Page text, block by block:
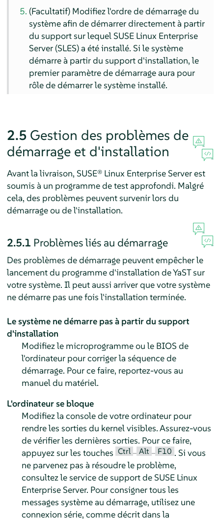
(Facultatif) Modifiez l'ordre de démarrage du
système afin de démarrer directement à partir
du support sur lequel SUSE Linux Enterprise
Server (SLES)a été installé. Si le système
démarre à partir du support d'installation, le
premier paramètre de démarrage aura pour
rôle de démarrer le système installé.
2.5 Gestion des problèmes de
démarrage et d'installation
Avant la livraison, SUSE® Linux Enterprise Serverest
soumis à un programme de test approfondi. Malgré
cela, des problèmes peuvent survenir lors du
démarrage ou de l'installation.
2.5.1 Problèmes liés au démarrage
Des problèmes de démarrage peuvent empêcher le
lancement du programme d'installation de YaST sur
votre système. Il peut aussi arriver que votre système
ne démarre pas une fois l'installation terminée.
Le système ne démarre pas à partir du support
d'installation
Modifiez le microprogramme ou le BIOS de
l'ordinateur pour corriger la séquence de
démarrage. Pour ce faire, reportez-vous au
manuel du matériel.
L'ordinateur se bloque
Modifiez la console de votre ordinateur pour
rendre les sorties du kernel visibles. Assurez-vous
de vérifier les dernières sorties. Pour ce faire,
appuyez sur les touches Ctrl – Alt – F10 . Si vous
ne parvenez pas à résoudre le problème,
consultez le service de support de SUSE Linux
Enterprise Server. Pour consigner tous les
messages système au démarrage, utilisez une
connexion série, comme décrit dans la